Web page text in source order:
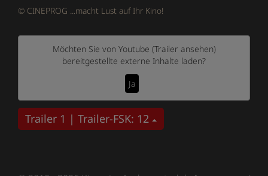
© CINEPROG ...macht Lust auf Ihr Kino!
Möchten Sie von Youtube (Trailer ansehen)
bereitgestellte externe Inhalte laden?
Ja
Trailer 1 | Trailer-FSK: 12